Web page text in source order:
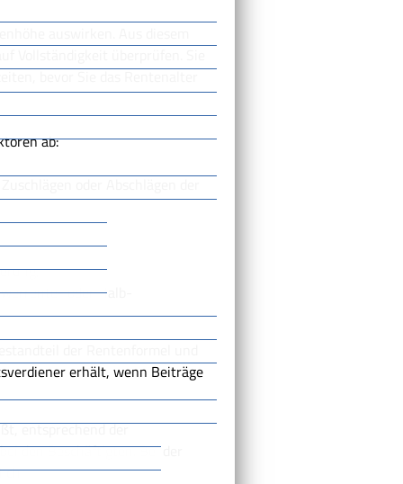
auswirken. Aus diesem
Vollständigkeit überprüfen.
bevor Sie das Rentenalter
ab:
oder Abschlägen der
oder Halb-
der Rentenformel und
erhält, wenn Beiträge
entsprechend der
den Beschäftigten. Bei der